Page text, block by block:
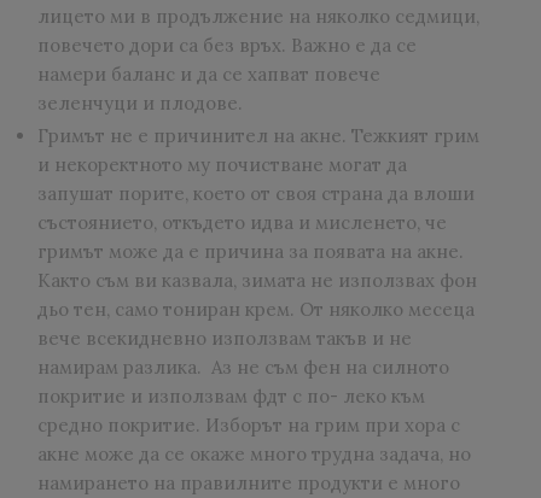
лицето ми в продължение на няколко седмици,
повечето дори са без връх. Важно е да се
намери баланс и да се хапват повече
зеленчуци и плодове.
Гримът не е причинител на акне. Тежкият грим
и некоректното му почистване могат да
запушат порите, което от своя страна да влоши
състоянието, откъдето идва и мисленето, че
гримът може да е причина за появата на акне.
Както съм ви казвала, зимата не използвах фон
дьо тен, само тониран крем. От няколко месеца
вече всекидневно използвам такъв и не
намирам разлика. Аз не съм фен на силното
покритие и използвам фдт с по- леко към
средно покритие. Изборът на грим при хора с
акне може да се окаже много трудна задача, но
намирането на правилните продукти е много